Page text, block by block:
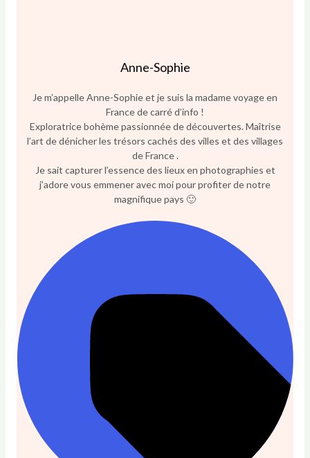
Anne-Sophie
Je m’appelle Anne-Sophie et je suis la madame voyage en
France de carré d’info !
Exploratrice bohème passionnée de découvertes. Maîtrise
l’art de dénicher les trésors cachés des villes et des villages
de France .
Je sait capturer l’essence des lieux en photographies et
j’adore vous emmener avec moi pour profiter de notre
magnifique pays 🙂